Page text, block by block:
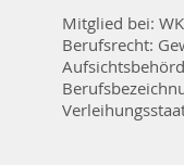
Mitglied bei:
Berufsrecht: